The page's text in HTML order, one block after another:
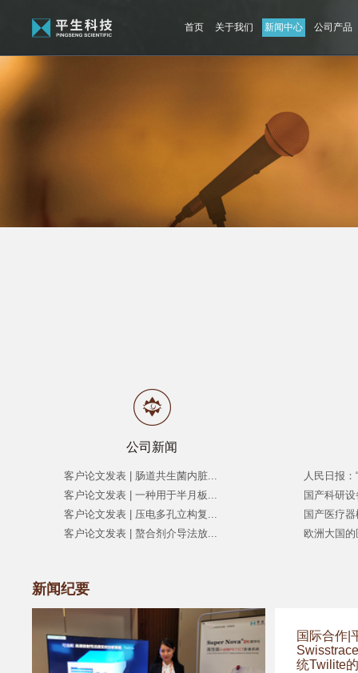
首页 关于我们 新闻中心 公司产品
公司新闻
客户论文发表 | 肠道共生菌内脏...
客户论文发表 | 一种用于半月板...
客户论文发表 | 压电多孔立构复...
客户论文发表 | 螯合剂介导法放...
人民日报
国产科研
国产医疗
欧洲大国
新闻纪要
国际合作|
统Twilite